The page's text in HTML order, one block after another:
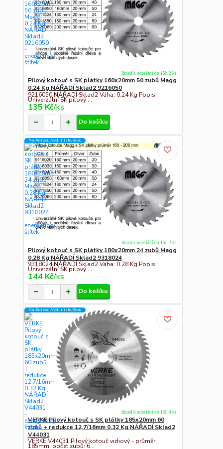
Pilový kotouč s SK plátky 160x20mm 50 zubů Magg
0.24 Kg NÁŘADÍ Sklad2 9216050
9216050 NÁŘADÍ Sklad2 Váha: 0.24 Kg Popis:
Univerzální SK pilový ...
135 Kč/ks
Ihned k odeslání do 15h 2 ks
Do košíku
Na Adresu,Výd.místo,Boxu
Pilový kotouč s SK plátky 180x20mm 24 zubů Magg
0.28 Kg NÁŘADÍ Sklad2 9318024
9318024 NÁŘADÍ Sklad2 Váha: 0.28 Kg Popis:
Univerzální SK pilový ...
144 Kč/ks
Ihned k odeslání do 15h 2 ks
Do košíku
Na Adresu,Výd.místo,Boxu
VERKE Pilový kotouč s SK plátky 185x20mm 60
zubů + redukce 12,7/16mm 0.32 Kg NÁŘADÍ Sklad2
V44031
VERKE V44031 Pilový kotouč vidiový - průměr:
185mm, počet zubů: 6...
Ihned k odeslání do 15h 4 ks